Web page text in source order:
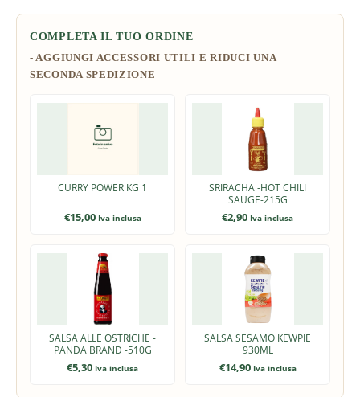
COMPLETA IL TUO ORDINE
CURRY POWER KG 1
€15,00 Iva inclusa
SRIRACHA -HOT CHILI
SAUGE-215G
€2,90 Iva inclusa
SALSA ALLE OSTRICHE -
PANDA BRAND -510G
€5,30 Iva inclusa
SALSA SESAMO KEWPIE
930ML
€14,90 Iva inclusa